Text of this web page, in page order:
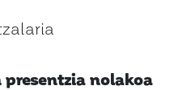
nolakoa